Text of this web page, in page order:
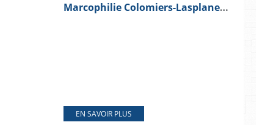
Marcophilie Colomiers-Lasplanes 30
EN SAVOIR PLUS